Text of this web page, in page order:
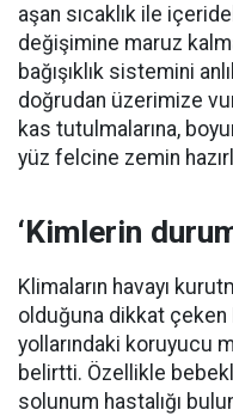
aşan sıcaklık ile
değişimine maruz
bağışıklık sistemini
doğrudan üzerimize
kas tutulmalarına,
yüz felcine zemin
‘Kimlerin
Klimaların havayı
olduğuna dikkat çeken
yollarındaki koruyucu
belirtti. Özellikle
solunum hastalığı